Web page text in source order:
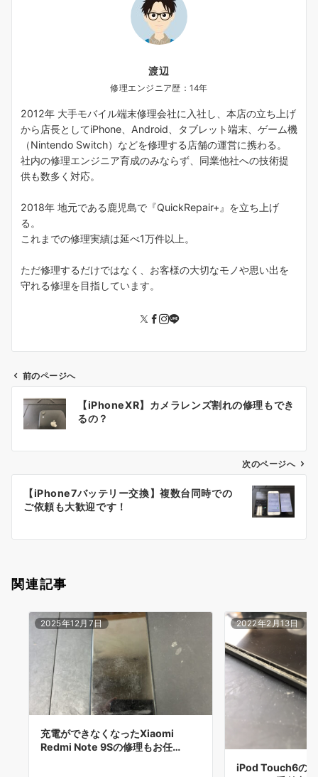
渡辺
修理エンジニア歴：14年
2012年 大手モバイル端末修理会社に入社し、本店の立ち上げ
から店長としてiPhone、Android、タブレット端末、ゲーム機
（Nintendo Switch）などを修理する店舗の運営に携わる。
社内の修理エンジニア育成のみならず、同業他社への技術提
供も数多く対応。
2018年 地元である鹿児島で『QuickRepair+』を立ち上げ
る。
これまでの修理実績は延べ1万件以上。
ただ修理するだけではなく、お客様の大切なモノや思い出を
守れる修理を目指しています。
ン
前のページへ
【iPhoneXR】カメラレンズ割れの修理もでき
るの？
次のページへ
【iPhone7バッテリー交換】複数台同時での
ご依頼も大歓迎です！
関連記事
2025年12月7日
充電ができなくなったXiaomi
Redmi Note 9Sの修理もお任…
2022年2月13日
iPod Touch6の